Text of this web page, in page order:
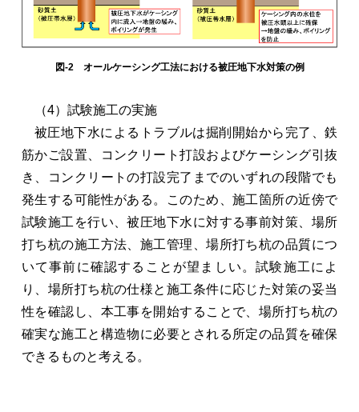
図-2 オールケーシング工法における被圧地下水対策の例
（4）試験施工の実施
被圧地下水によるトラブルは掘削開始から完了、鉄
筋かご設置、コンクリート打設およびケーシング引抜
き、コンクリートの打設完了までのいずれの段階でも
発生する可能性がある。このため、施工箇所の近傍で
試験施工を行い、被圧地下水に対する事前対策、場所
打ち杭の施工方法、施工管理、場所打ち杭の品質につ
いて事前に確認することが望ましい。試験施工によ
り、場所打ち杭の仕様と施工条件に応じた対策の妥当
性を確認し、本工事を開始することで、場所打ち杭の
確実な施工と構造物に必要とされる所定の品質を確保
できるものと考える。